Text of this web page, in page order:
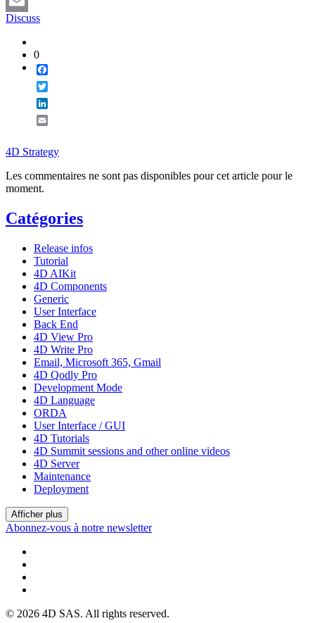
Email
Discuss
0
4D Strategy
Les commentaires ne sont pas disponibles pour cet article pour le
moment.
Catégories
Release infos
Tutorial
4D AIKit
4D Components
Generic
User Interface
Back End
4D View Pro
4D Write Pro
Email, Microsoft 365, Gmail
4D Qodly Pro
Development Mode
4D Language
ORDA
User Interface / GUI
4D Tutorials
4D Summit sessions and other online videos
4D Server
Maintenance
Deployment
Afficher plus
Abonnez-vous à notre newsletter
© 2026 4D SAS. All rights reserved.